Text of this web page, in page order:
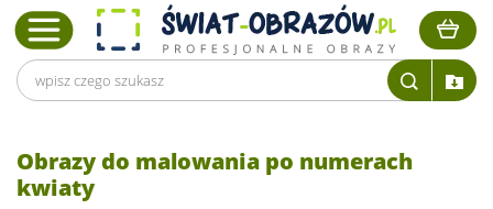
Obrazy do malowania po numerach
kwiaty